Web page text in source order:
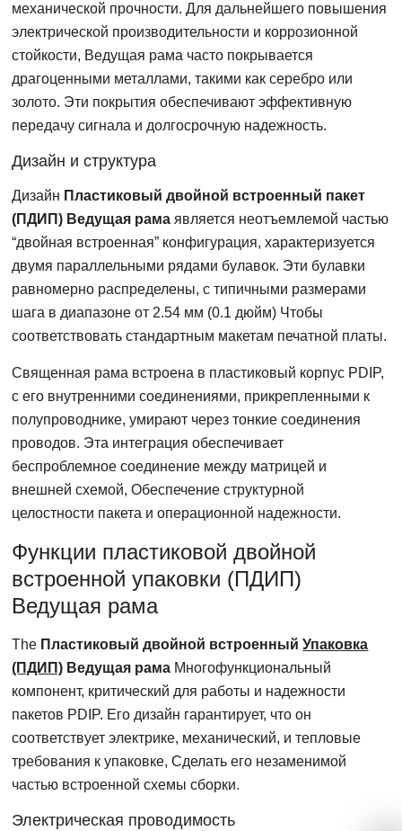
механической прочности. Для дальнейшего повышения
электрической производительности и коррозионной
стойкости, Ведущая рама часто покрывается
драгоценными металлами, такими как серебро или
золото. Эти покрытия обеспечивают эффективную
передачу сигнала и долгосрочную надежность.
Дизайн и структура
Дизайн Пластиковый двойной встроенный пакет
(ПДИП) Ведущая рама является неотъемлемой частью
“двойная встроенная” конфигурация, характеризуется
двумя параллельными рядами булавок. Эти булавки
равномерно распределены, с типичными размерами
шага в диапазоне от 2.54 мм (0.1 дюйм) Чтобы
соответствовать стандартным макетам печатной платы.
Священная рама встроена в пластиковый корпус PDIP,
с его внутренними соединениями, прикрепленными к
полупроводнике, умирают через тонкие соединения
проводов. Эта интеграция обеспечивает
беспроблемное соединение между матрицей и
внешней схемой, Обеспечение структурной
целостности пакета и операционной надежности.
Функции пластиковой двойной
встроенной упаковки (ПДИП)
Ведущая рама
The Пластиковый двойной встроенныйУпаковка
(ПДИП) Ведущая рама Многофункциональный
компонент, критический для работы и надежности
пакетов PDIP. Его дизайн гарантирует, что он
соответствует электрике, механический, и тепловые
требования к упаковке, Сделать его незаменимой
частью встроенной схемы сборки.
Электрическая проводимость